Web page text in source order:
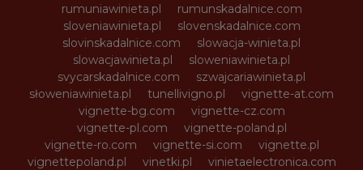
rumuniawinieta.pl
rumunskadalnice.com
sloveniawinieta.pl
slovenskadalnice.com
slovinskadalnice.com
slowacja-winieta.pl
slowacjawinieta.pl
sloweniawinieta.pl
svycarskadalnice.com
szwajcariawinieta.pl
słoweniawinieta.pl
tunellivigno.pl
vignette-at.com
vignette-bg.com
vignette-cz.com
vignette-pl.com
vignette-poland.pl
vignette-ro.com
vignette-si.com
vignette.pl
vignettepoland.pl
vinetki.pl
vinietaelectronica.com